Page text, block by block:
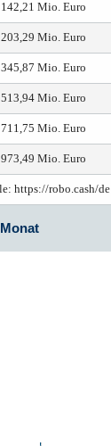
142,21 Mio. Euro
203,29 Mio. Euro
345,87 Mio. Euro
513,94 Mio. Euro
711,75 Mio. Euro
973,49 Mio. Euro
https://robo.cash/de